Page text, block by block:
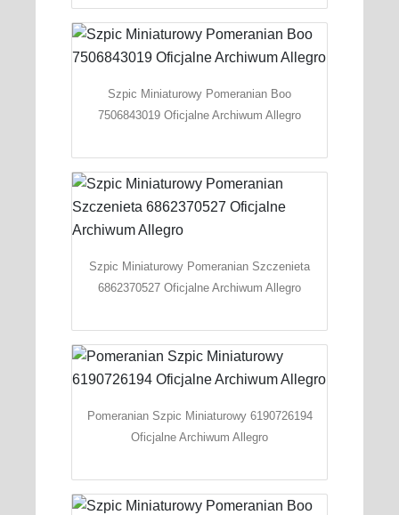
Szpic Miniaturowy Pomeranian Boo
7506843019 Oficjalne Archiwum Allegro
Szpic Miniaturowy Pomeranian Szczenieta
6862370527 Oficjalne Archiwum Allegro
Pomeranian Szpic Miniaturowy 6190726194
Oficjalne Archiwum Allegro